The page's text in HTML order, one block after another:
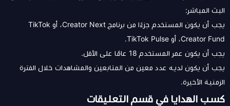
البث المباشر:
يجب أن يكون المستخدم جزءًا من برنامج Creator Next، أو TikTok
Creator Fund، أو TikTok Pulse.
يجب أن يكون عمر المستخدم 18 عامًا على الأقل.
يجب أن يكون لديه عدد معين من المتابعين والمشاهدات خلال الفترة
الزمنية الأخيرة.
كسب الهدايا في قسم التعليقات